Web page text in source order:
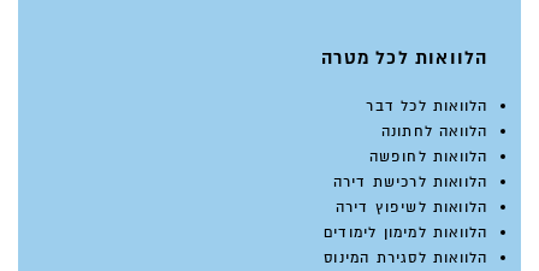
הלוואות לכל מטרה
הלוואות לכל דבר
הלוואה לחתונה
הלוואות לחופשה
הלוואות לרכישת דירה
הלוואות לשיפוץ דירה
הלוואות למימון לימודים
הלוואות לסגירת המינוס